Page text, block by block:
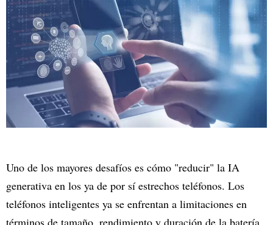
Uno de los mayores desafíos es cómo "reducir" la IA
generativa en los ya de por sí estrechos teléfonos. Los
teléfonos inteligentes ya se enfrentan a limitaciones en
términos de tamaño, rendimiento y duración de la batería,